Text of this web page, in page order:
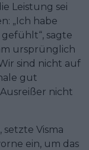
Leistung sei
„Ich habe
sagte
ursprünglich
sind nicht auf
gut
nicht
Visma
ein, um das